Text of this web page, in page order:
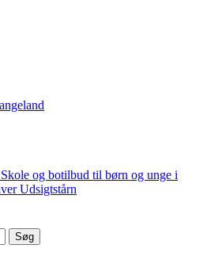
og botilbud til børn og unge i
Udsigtstårn
Søg